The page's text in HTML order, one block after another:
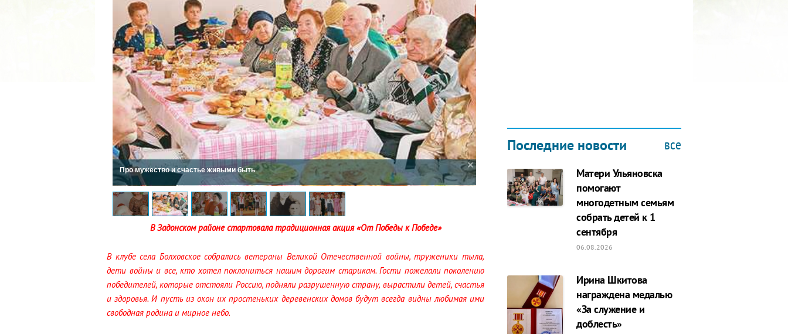
Про мужество и счастье живыми быть
В Задонском районе стартовала традиционная акция «От Победы к Победе»
В клубе села Болховское собрались ветераны Великой Оте­чественной войны, труженики тыла,
дети войны и все, кто хотел поклониться нашим дорогим старикам. Гости пожелали поколению
победителей, которые отстояли Россию, подняли разрушенную страну, вырастили детей, счастья
и здоровья. И пусть из окон их простеньких деревенских домов будут всегда видны любимая ими
свободная родина и мирное небо.
2022 ГОД ПРОВОЗГЛАШЕН ГОДОМ
МАТЕРИ В ЯКУТИИ
КУБОК ДРУЖБЫ
02.09.2019
Последние новости все
Матери Ульяновска
помогают
многодетным семьям
собрать детей к 1
сентября
06.08.2026
Ирина Шкитова
награждена медалью
«За служение и
доблесть»